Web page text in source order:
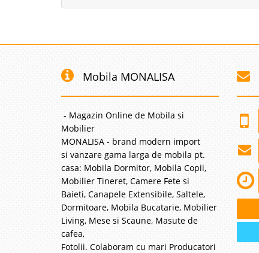
Mobila MONALISA
- Magazin Online de Mobila si
Mobilier
MONALISA - brand modern import
si vanzare gama larga de mobila pt.
casa: Mobila Dormitor, Mobila Copii,
Mobilier Tineret, Camere Fete si
Baieti, Canapele Extensibile, Saltele,
Dormitoare, Mobila Bucatarie, Mobilier
Living, Mese si Scaune, Masute de
cafea,
Fotolii. Colaboram cu mari Producatori